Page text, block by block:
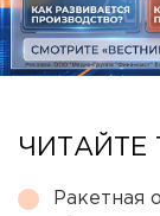
ЧИТАЙТЕ
Ракетная